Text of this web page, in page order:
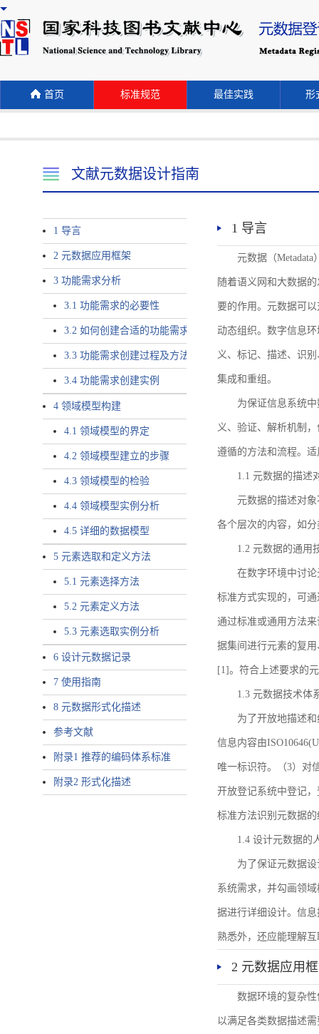
首页 标准规范 最佳实践 形
文献元数据设计指南
1 导言
2 元数据应用框架
3 功能需求分析
3.1 功能需求的必要性
3.2 如何创建合适的功能需求
3.3 功能需求创建过程及方法
3.4 功能需求创建实例
4 领域模型构建
4.1 领域模型的界定
4.2 领域模型建立的步骤
4.3 领域模型的检验
4.4 领域模型实例分析
4.5 详细的数据模型
5 元素选取和定义方法
5.1 元素选择方法
5.2 元素定义方法
5.3 元素选取实例分析
6 设计元数据记录
7 使用指南
8 元数据形式化描述
参考文献
附录1 推荐的编码体系标准
附录2 形式化描述
1 导言
元数据（
随着语义网和大数据
要的作用。元数据可
动态组织。数字信息
义、标记、描述、识
集成和重组。
为保证信息系统
义、验证、解析机制
遵循的方法和流程。
1.1 元数据的描述
元数据的描述对
各个层次的内容，如
1.2 元数据的通用
在数字环境中讨
标准方式实现的，可
通过标准或通用方法
据集间进行元素的复
[1]。符合上述要求的
1.3 元数据技术体
为了开放地描述
信息内容由
唯一标识符。（3）对
开放登记系统中登记
标准方法识别元数据
1.4 设计元数据的
为了保证元数据
系统需求，并勾画领
据进行详细设计。信
熟悉外，还应能理解
2 元数据应用
数据环境的复杂
以满足各类数据描述